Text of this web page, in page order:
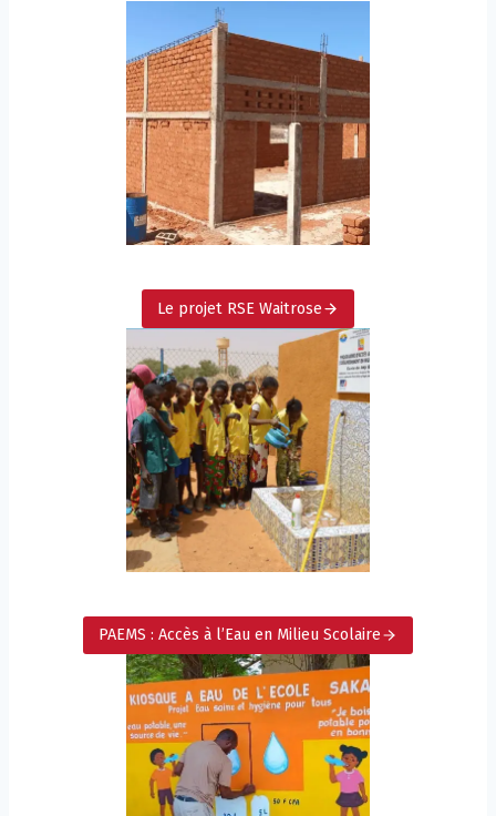
Le projet RSE Waitrose
PAEMS : Accès à l’Eau en Milieu Scolaire